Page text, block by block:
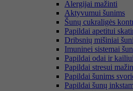
Alergijai mažinti
Aktyvumui šunims
Šunų cukraligės
Papildai apetitui
Dribsnių mišiniai
Imuninei sistemai
Papildai odai ir
Papildai stresui
Papildai šunims
Papildai šunų